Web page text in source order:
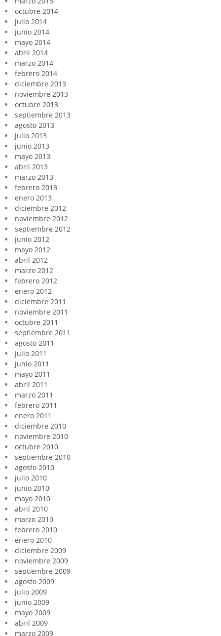
octubre 2014
julio 2014
junio 2014
mayo 2014
abril 2014
marzo 2014
febrero 2014
diciembre 2013
noviembre 2013
octubre 2013
septiembre 2013
agosto 2013
julio 2013
junio 2013
mayo 2013
abril 2013
marzo 2013
febrero 2013
enero 2013
diciembre 2012
noviembre 2012
septiembre 2012
junio 2012
mayo 2012
abril 2012
marzo 2012
febrero 2012
enero 2012
diciembre 2011
noviembre 2011
octubre 2011
septiembre 2011
agosto 2011
julio 2011
junio 2011
mayo 2011
abril 2011
marzo 2011
febrero 2011
enero 2011
diciembre 2010
noviembre 2010
octubre 2010
septiembre 2010
agosto 2010
julio 2010
junio 2010
mayo 2010
abril 2010
marzo 2010
febrero 2010
enero 2010
diciembre 2009
noviembre 2009
septiembre 2009
agosto 2009
julio 2009
junio 2009
mayo 2009
abril 2009
marzo 2009